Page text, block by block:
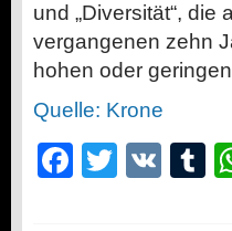
und „Diversität“,
vergangenen zehn
hohen oder
Quelle: Krone
Facebook
Twitter
VK